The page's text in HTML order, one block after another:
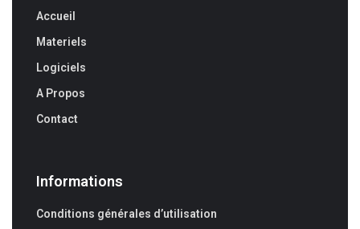
Accueil
Materiels
Logiciels
A Propos
Contact
Informations
Conditions générales d’utilisation